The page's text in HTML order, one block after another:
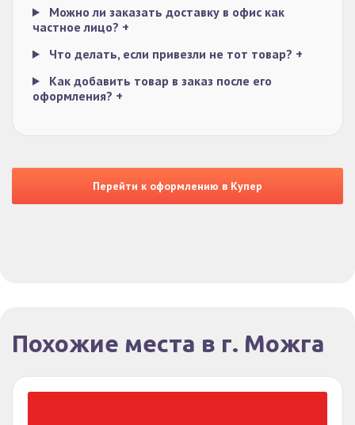
Можно ли заказать доставку в офис как
частное лицо? +
Что делать, если привезли не тот товар? +
Как добавить товар в заказ после его
оформления? +
Перейти к оформлению в Купер
Похожие места в г. Можга